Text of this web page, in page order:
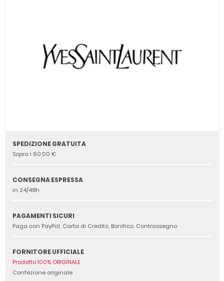
SPEDIZIONE GRATUITA
Sopra i 60,00 €
CONSEGNA ESPRESSA
in 24/48h
PAGAMENTI SICURI
Paga con PayPal, Carta di Credito, Bonifico, Contrassegno
FORNITORE UFFICIALE
Prodotto 100% ORIGINALE
Confezione originale